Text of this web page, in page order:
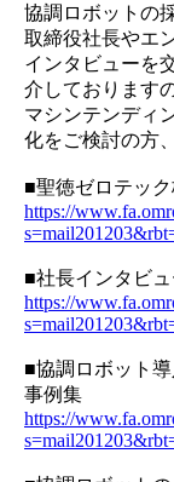
協調ロボットの
取締役社長やエ
インタビューを
介しております
マシンテンディ
化をご検討の方
■聖徳ゼロテッ
https://
■社長インタビ
https://
■協調ロボット
事例集
https://